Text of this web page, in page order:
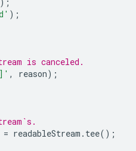
);
);
is canceled.
, reason);
= readableStream . tee();